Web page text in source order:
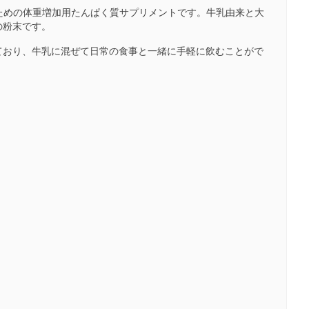
の体重増加用たんぱく質サプリメントです。牛乳由来と大
末です。
り、牛乳に混ぜて日常の食事と一緒に手軽に飲むことがで